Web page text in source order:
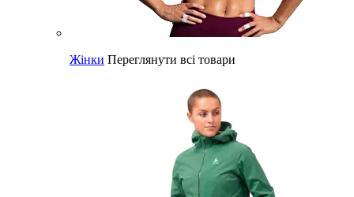
Жінки Переглянути всі товари